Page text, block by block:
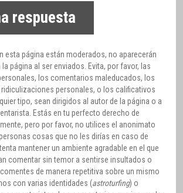
respuesta
esta página están moderados, no aparecerán
página al ser enviados. Evita, por favor, las
los comentarios maleducados, los
personales, o los calificativos
tipo, sean dirigidos al autor de la página o a
Estás en tu perfecto derecho de
pero por favor, no utilices el anonimato
cosas que no les dirías en caso de
mantener un ambiente agradable en el que
comentar sin temor a sentirse insultados o
de manera repetitiva sobre un mismo
con varias identidades (astroturfing) o